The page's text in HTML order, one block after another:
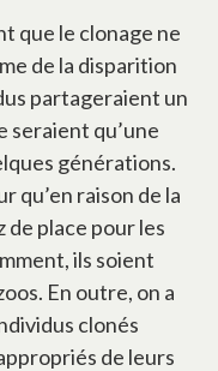
que le clonage ne
de la disparition
partageraient un
seraient qu’une
générations.
qu’en raison de la
de place pour les
ils soient
En outre, on a
clonés
de leurs